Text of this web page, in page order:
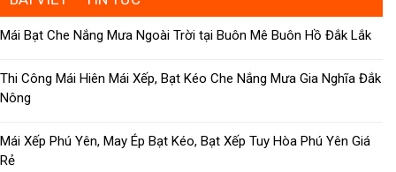
Mái Bạt Che Nắng Mưa Ngoài Trời tại Buôn Mê Buôn Hồ Đắk Lắk
Thi Công Mái Hiên Mái Xếp, Bạt Kéo Che Nắng Mưa Gia Nghĩa Đắk
Nông
Mái Xếp Phú Yên, May Ép Bạt Kéo, Bạt Xếp Tuy Hòa Phú Yên Giá
Rẻ